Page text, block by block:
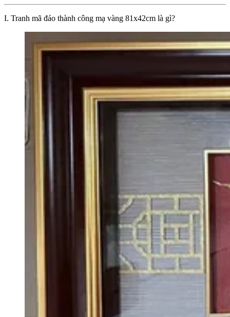
I. Tranh mã đáo thành công mạ vàng 81x42cm là gì?